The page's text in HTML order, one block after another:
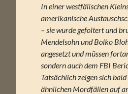
In einer westfälischen
amerikanische
– sie wurde gefoltert und
Mendelsohn und Bolko
angesetzt und müssen
sondern auch dem FBI
Tatsächlich zeigen sich
ähnlichen Mordfällen auf